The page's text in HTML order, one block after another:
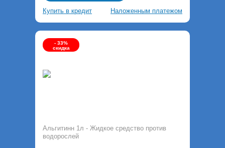
Купить в кредит Наложенным платежом
- 33%
скидка
Альгитинн 1л - Жидкое средство против
водорослей